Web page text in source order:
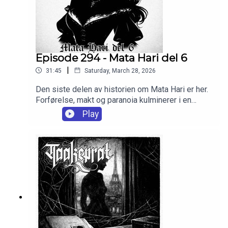
Episode 294 - Mata Hari del 6
31:45 | Saturday, March 28, 2026
Den siste delen av historien om Mata Hari er her.
Forførelse, makt og paranoia kulminerer i en
rettssak der sannhet og løgn glir over i hverandre,
og hvor utfallet kanskje var bestemt lenge før hun
som brant intenst — og ble slukket brutalt.
Play